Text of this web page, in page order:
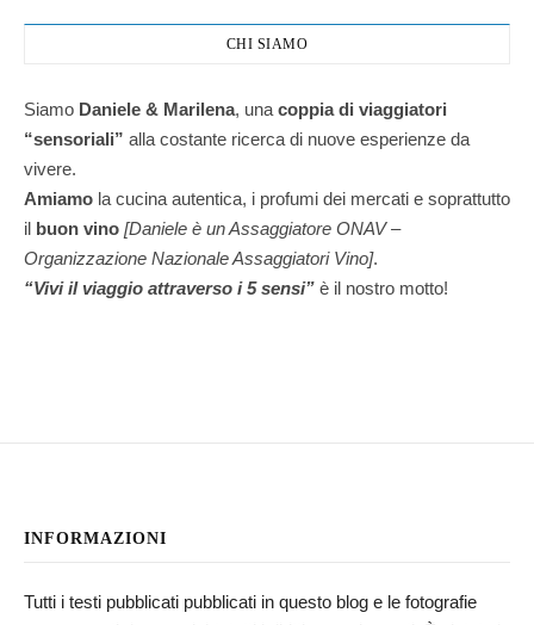
CHI SIAMO
Siamo Daniele & Marilena, una coppia di viaggiatori
“sensoriali” alla costante ricerca di nuove esperienze da
vivere.
Amiamo la cucina autentica, i profumi dei mercati e soprattutto
il buon vino [Daniele è un Assaggiatore ONAV –
Organizzazione Nazionale Assaggiatori Vino].
“Vivi il viaggio attraverso i 5 sensi” è il nostro motto!
INFORMAZIONI
Tutti i testi pubblicati pubblicati in questo blog e le fotografie